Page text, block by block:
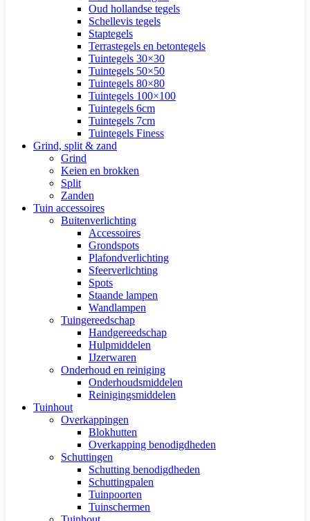
Oud hollandse tegels
Schellevis tegels
Staptegels
Terrastegels en betontegels
Tuintegels 30×30
Tuintegels 50×50
Tuintegels 80×80
Tuintegels 100×100
Tuintegels 6cm
Tuintegels 7cm
Tuintegels Finess
Grind, split & zand
Grind
Keien en brokken
Split
Zanden
Tuin accessoires
Buitenverlichting
Accessoires
Grondspots
Plafondverlichting
Sfeerverlichting
Spots
Staande lampen
Wandlampen
Tuingereedschap
Handgereedschap
Hulpmiddelen
IJzerwaren
Onderhoud en reiniging
Onderhoudsmiddelen
Reinigingsmiddelen
Tuinhout
Overkappingen
Blokhutten
Overkapping benodigdheden
Schuttingen
Schutting benodigdheden
Schuttingpalen
Tuinpoorten
Tuinschermen